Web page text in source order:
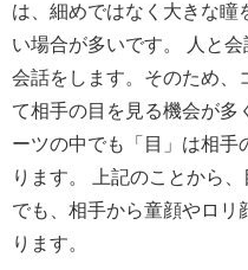
は、細めではなく大きな瞳
い場合が多いです。 人と
会話をします。そのため、
て相手の目を見る機会が多
ーツの中でも「目」は相手
ります。 上記のことから
でも、相手から童顔やロリ
ります。